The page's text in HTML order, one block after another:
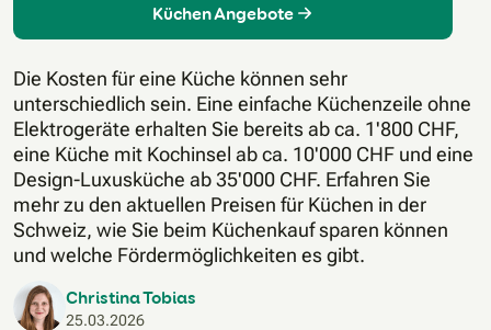
Küchen Angebote
Die Kosten für eine Küche können sehr
unterschiedlich sein. Eine einfache Küchenzeile ohne
Elektrogeräte erhalten Sie bereits ab ca. 1'800 CHF,
eine Küche mit Kochinsel ab ca. 10'000 CHF und eine
Design-Luxusküche ab 35'000 CHF. Erfahren Sie
mehr zu den aktuellen Preisen für Küchen in der
Schweiz, wie Sie beim Küchenkauf sparen können
und welche Fördermöglichkeiten es gibt.
Christina Tobias
25.03.2026